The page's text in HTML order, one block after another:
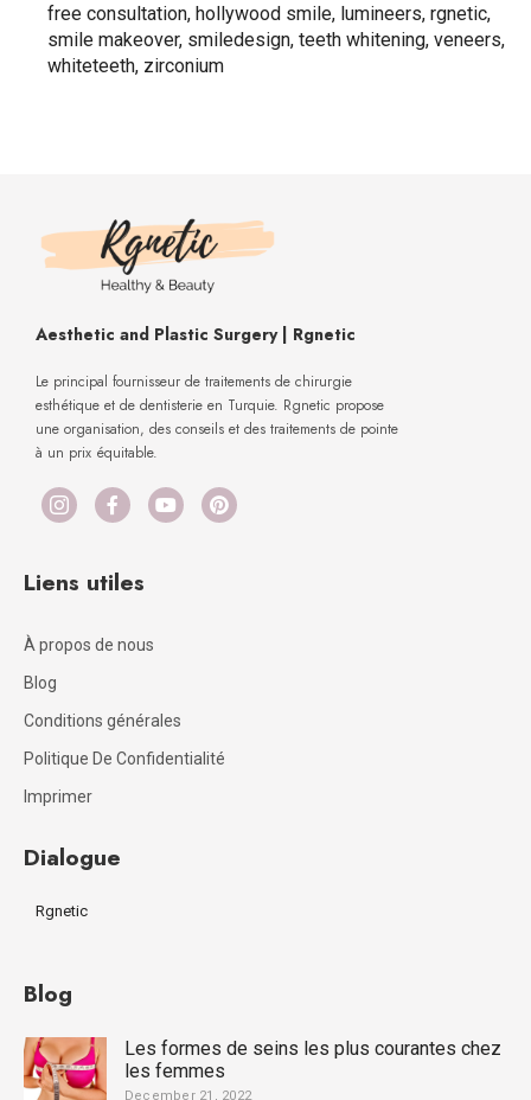
free consultation, hollywood smile, lumineers, rgnetic,
smile makeover, smiledesign, teeth whitening, veneers,
whiteteeth, zirconium
Aesthetic and Plastic Surgery | Rgnetic
Le principal fournisseur de traitements de chirurgie
esthétique et de dentisterie en Turquie. Rgnetic propose
une organisation, des conseils et des traitements de pointe
à un prix équitable.
Liens utiles
À propos de nous
Blog
Conditions générales
Politique De Confidentialité
Imprimer
Dialogue
Rgnetic
Blog
Les formes de seins les plus courantes chez
les femmes
December 21, 2022